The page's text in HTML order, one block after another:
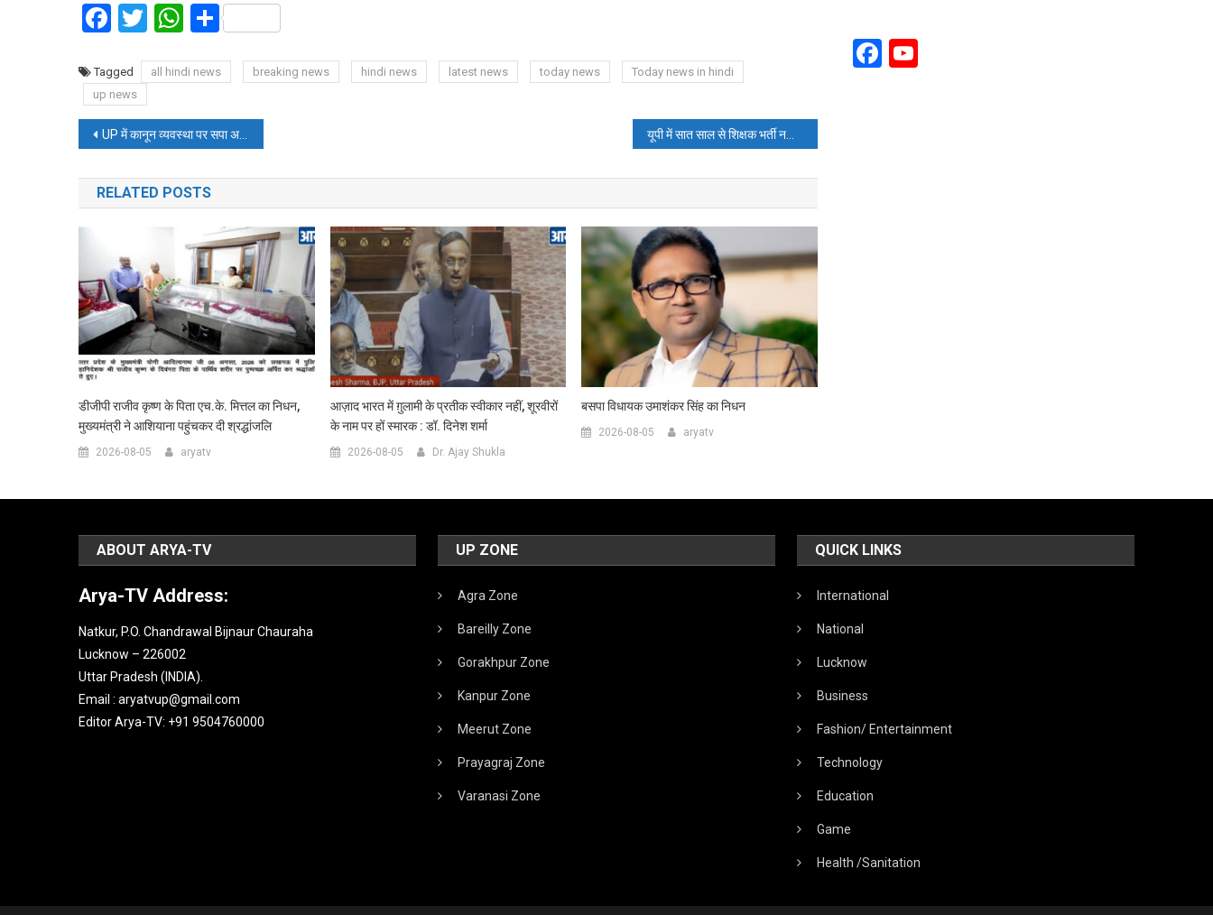
Facebook
TwitterWhatsApp
Share
Tagged all hindi news breaking news hindi news latest news today news
Today news in hindi
up news
Post
navigation
UP में कानून व्यवस्था पर सपा अध्यक्ष अखिलेश यादव का हमला, बोले- भाजपा सरकार में अराजकता
RELATED POSTS
डीजीपी राजीव कृष्ण के पिता एच.के. मित्तल का निधन,
मुख्यमंत्री ने आशियाना पहुंचकर दी श्रद्धांजलि
2026-08-05 aryatv
आज़ाद भारत में ग़ुलामी के प्रतीक स्वीकार नहीं, शूरवीरों
के नाम पर हों स्मारक : डॉ. दिनेश शर्मा
2026-08-05 Dr. Ajay Shukla
बसपा विधायक उमाशंकर सिंह का निधन
2026-08-05 aryatv
Facebook
ABOUT ARYA-TV
Arya-TV Address:
Natkur, P.O. Chandrawal Bijnaur Chauraha
Lucknow – 226002
Uttar Pradesh (INDIA).
Email : aryatvup@gmail.com
Editor Arya-TV: +91 9504760000
UP ZONE
Agra Zone
Bareilly Zone
Gorakhpur Zone
Kanpur Zone
Meerut Zone
Prayagraj Zone
Varanasi Zone
QUICK LINKS
International
National
Lucknow
Business
Fashion/ Entertainment
Technology
Education
Game
Health /Sanitation